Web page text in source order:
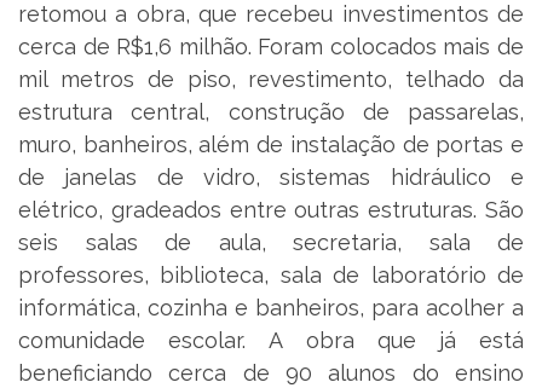
retomou a obra, que recebeu investimentos de
cerca de R$1,6 milhão. Foram colocados mais de
mil metros de piso, revestimento, telhado da
estrutura central, construção de passarelas,
muro, banheiros, além de instalação de portas e
de janelas de vidro, sistemas hidráulico e
elétrico, gradeados entre outras estruturas. São
seis salas de aula, secretaria, sala de
professores, biblioteca, sala de laboratório de
informática, cozinha e banheiros, para acolher a
comunidade escolar. A obra que já está
beneficiando cerca de 90 alunos do ensino